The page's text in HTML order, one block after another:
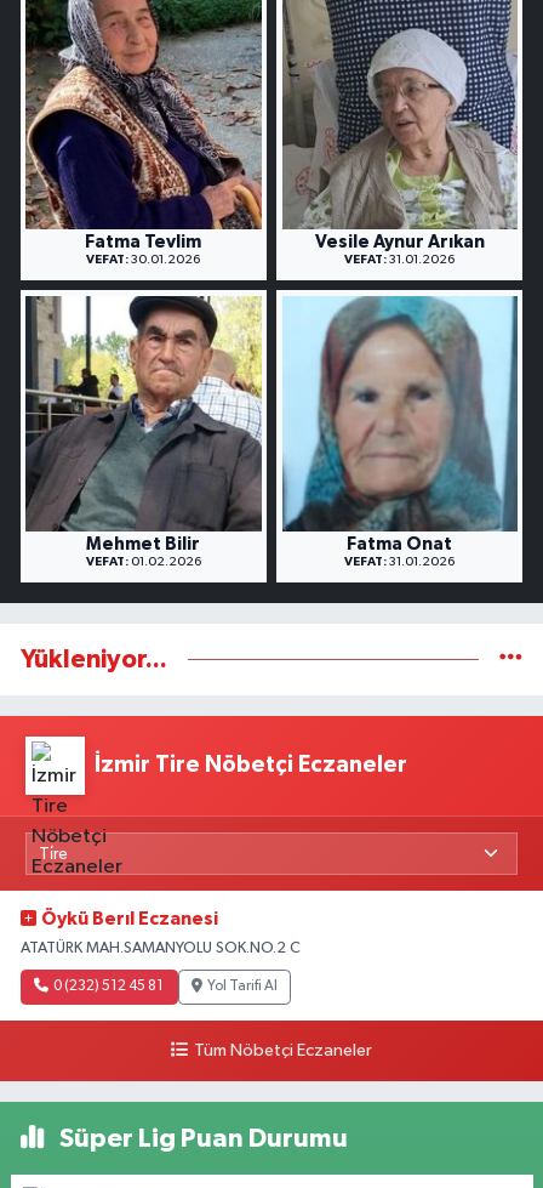
Fatma Tevlim
VEFAT: 30.01.2026
Vesile Aynur Arıkan
VEFAT: 31.01.2026
Mehmet Bilir
VEFAT:01.02.2026
Fatma Onat
VEFAT: 31.01.2026
Yükleniyor...
İzmir Tire Nöbetçi Eczaneler
Öykü Berıl Eczanesi
ATATÜRK MAH.SAMANYOLU SOK.NO.2 C
0 (232) 512 45 81 Yol Tarifi Al
Tüm Nöbetçi Eczaneler
Süper Lig Puan Durumu